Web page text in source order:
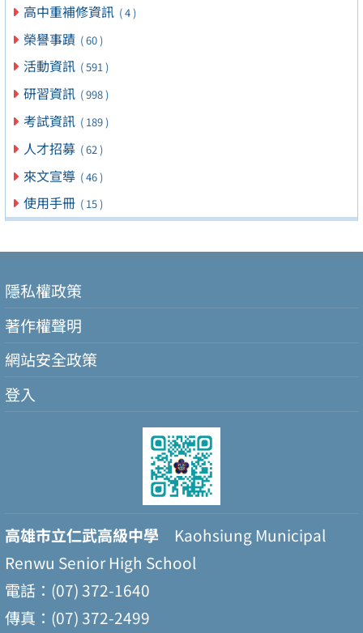
高中重補修資訊 ( 4 )
榮譽事蹟 ( 60 )
活動資訊 ( 591 )
研習資訊 ( 998 )
考試資訊 ( 189 )
人才招募 ( 62 )
來文宣導 ( 46 )
使用手冊 ( 15 )
隱私權政策
著作權聲明
網站安全政策
登入
高雄市立仁武高級中學 Kaohsiung Municipal
Renwu Senior High School
電話：(07) 372-1640
傳真：(07) 372-2499